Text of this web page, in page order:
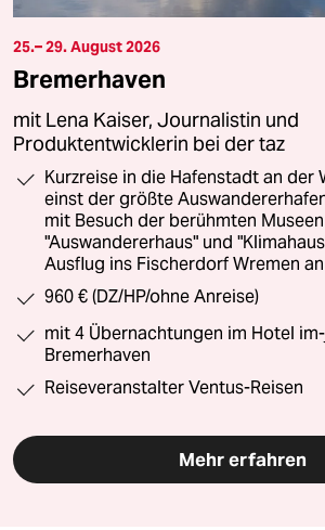
25.– 29. August 2026
Bremerhaven
mit Lena Kaiser, Journalistin und
Produktentwicklerin bei der taz
Kurzreise in die Hafenstadt an der
einst der größte
mit Besuch der berühmten Museen
"Auswandererhaus" und
Ausflug ins Fischerdorf Wremen
960 € (DZ/HP/ohne Anreise)
mit 4 Übernachtungen im Hotel
Bremerhaven
Reiseveranstalter Ventus-Reisen
Mehr erfahren